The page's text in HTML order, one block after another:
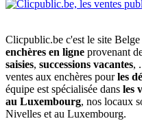
Clicpublic.be c'est le site Belge
enchères en ligne provenant
saisies, successions vacantes,
ventes aux enchères pourles
équipe est spécialisée dans les
au Luxembourg, nos locaux
Nivelles et au Luxembourg.